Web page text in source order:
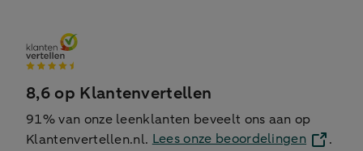
8,6 op Klantenvertellen
91% van onze leenklanten beveelt ons aan op
Klantenvertellen.nl.Lees onze beoordelingen .